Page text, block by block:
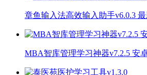
章鱼输入法高效输入助手v6.0.3 最
MBA智库管理学习神器v7.2.5 安